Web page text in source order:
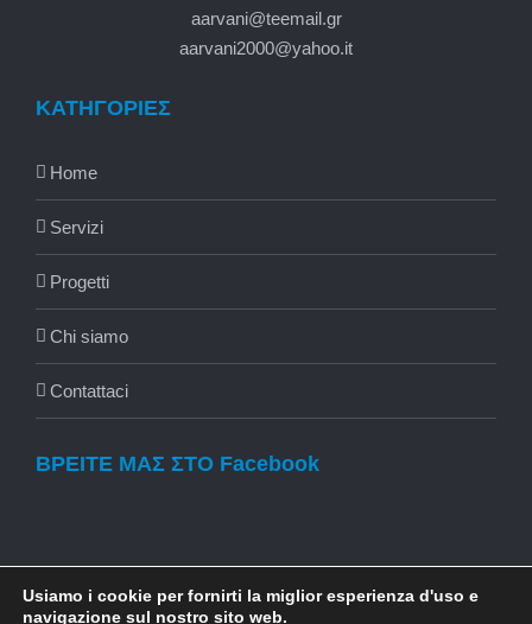
aarvani@teemail.gr
aarvani2000@yahoo.it
ΚΑΤΗΓΟΡΙΕΣ
Home
Servizi
Progetti
Chi siamo
Contattaci
ΒΡΕΙΤΕ ΜΑΣ ΣΤΟ Facebook
Usiamo i cookie per fornirti la miglior esperienza d'uso e
navigazione sul nostro sito web.